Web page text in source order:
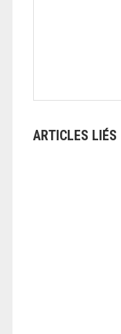
ARTICLES LIÉS